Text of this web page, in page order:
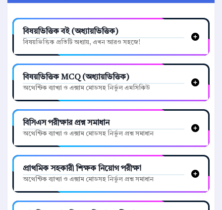
বিষয়ভিত্তিক বই (অধ্যায়ভিত্তিক)
বিষয়ভিত্তিক প্রতিটি অধ্যায়, এখন আরও সহজে!
বিষয়ভিত্তিক MCQ (অধ্যায়ভিত্তিক)
অথেন্টিক ব্যাখ্যা ও এক্সাম মোডসহ নির্ভুল এমসিকিউ
বিসিএস পরীক্ষার প্রশ্ন সমাধান
অথেন্টিক ব্যাখ্যা ও এক্সাম মোডসহ নির্ভুল প্রশ্ন সমাধান
প্রাথমিক সহকারী শিক্ষক নিয়োগ পরীক্ষা
অথেন্টিক ব্যাখ্যা ও এক্সাম মোডসহ নির্ভুল প্রশ্ন সমাধান